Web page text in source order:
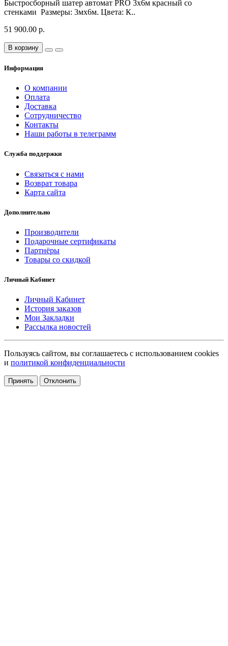
Быстросборный шатер автомат PRO 3х6м красный со
стенками Размеры: 3мх6м. Цвета: К..
51 900.00 р.
В корзину
Информация
О компании
Оплата
Доставка
Сотрудничество
Контакты
Наши работы в телеграмм
Служба поддержки
Связаться с нами
Возврат товара
Карта сайта
Дополнительно
Производители
Подарочные сертификаты
Партнёры
Товары со скидкой
Личный Кабинет
Личный Кабинет
История заказов
Мои Закладки
Рассылка новостей
Пользуясь сайтом, вы соглашаетесь с использованием cookies
и политикой конфиденциальности
Принять Отклонить